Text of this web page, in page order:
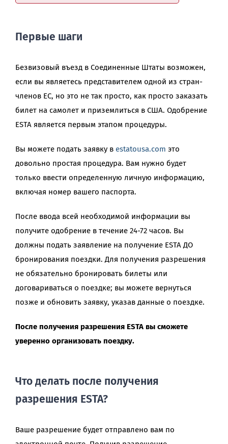
Первые шаги
Безвизовый въезд в Соединенные Штаты возможен,
если вы являетесь представителем одной из стран-
членов ЕС, но это не так просто, как просто заказать
билет на самолет и приземлиться в США. Одобрение
ESTA является первым этапом процедуры.
Вы можете подать заявку в estatousa.com это
довольно простая процедура. Вам нужно будет
только ввести определенную личную информацию,
включая номер вашего паспорта.
После ввода всей необходимой информации вы
получите одобрение в течение 24-72 часов. Вы
должны подать заявление на получение ESTA ДО
бронирования поездки. Для получения разрешения
не обязательно бронировать билеты или
договариваться о поездке; вы можете вернуться
позже и обновить заявку, указав данные о поездке.
После получения разрешения ESTA вы сможете
уверенно организовать поездку.
Что делать после получения
разрешения ESTA?
Ваше разрешение будет отправлено вам по